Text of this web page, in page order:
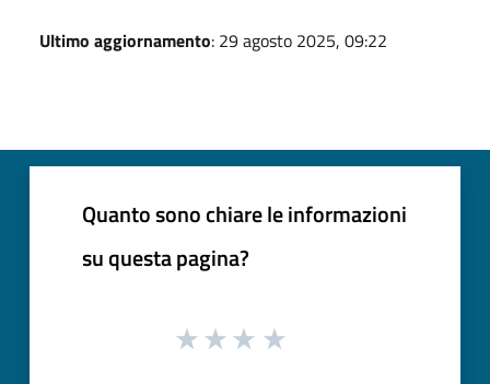
Ultimo aggiornamento: 29 agosto 2025, 09:22
Quanto sono chiare le informazioni
su questa pagina?